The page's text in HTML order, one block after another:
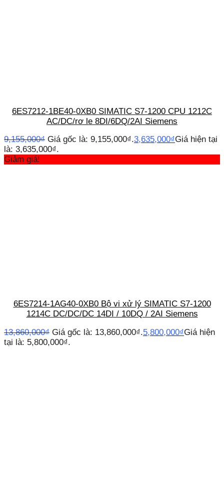
6ES7212-1BE40-0XB0 SIMATIC S7-1200 CPU 1212C
AC/DC/rơ le 8DI/6DQ/2AI Siemens
9,155,000₫ Giá gốc là: 9,155,000₫.3,635,000₫Giá hiện tại
là: 3,635,000₫.
Giảm giá!
6ES7214-1AG40-0XB0 Bộ vi xử lý SIMATIC S7-1200
1214C DC/DC/DC 14DI / 10DQ / 2AI Siemens
13,860,000₫ Giá gốc là: 13,860,000₫.5,800,000₫Giá hiện
tại là: 5,800,000₫.